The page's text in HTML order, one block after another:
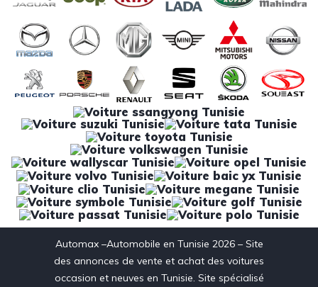
Automax –Automobile en Tunisie 2026 – Site
des annonces de vente et achat des voitures
occasion et neuves en Tunisie. Site spécialisé